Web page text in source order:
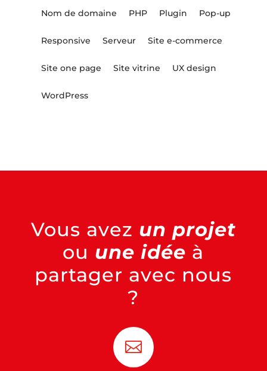
Nom de domaine PHP Plugin Pop-up
Responsive Serveur Site e-commerce
Site one page Site vitrine UX design
WordPress
Vous avez un projet
ou une idée à
partager avec nous
?
